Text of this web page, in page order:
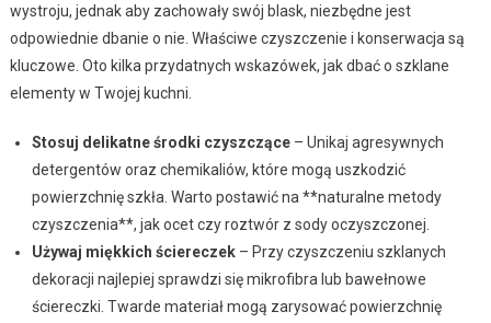
wystroju, jednak aby zachowały swój blask, niezbędne jest
odpowiednie dbanie o nie. Właściwe czyszczenie i konserwacja są
kluczowe. Oto kilka przydatnych wskazówek, jak dbać o szklane
elementy w Twojej kuchni.
Stosuj delikatne środki czyszczące– Unikaj agresywnych
detergentów oraz chemikaliów, które mogą uszkodzić
powierzchnię szkła. Warto postawić na **naturalne metody
czyszczenia**, jak ocet czy roztwór z sody oczyszczonej.
Używaj miękkich ściereczek– Przy czyszczeniu szklanych
dekoracji najlepiej sprawdzi się mikrofibra lub bawełnowe
ściereczki. Twarde materiał mogą zarysować powierzchnię